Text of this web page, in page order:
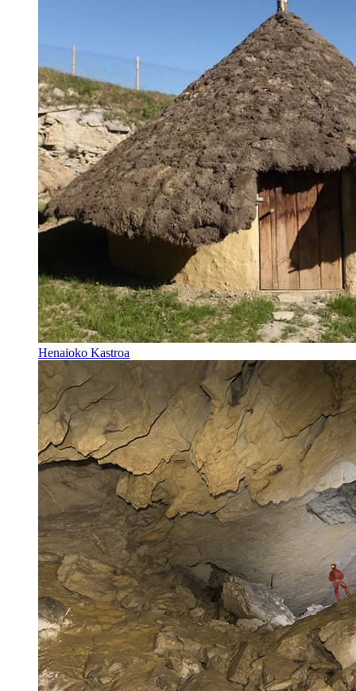
Henaioko Kastroa